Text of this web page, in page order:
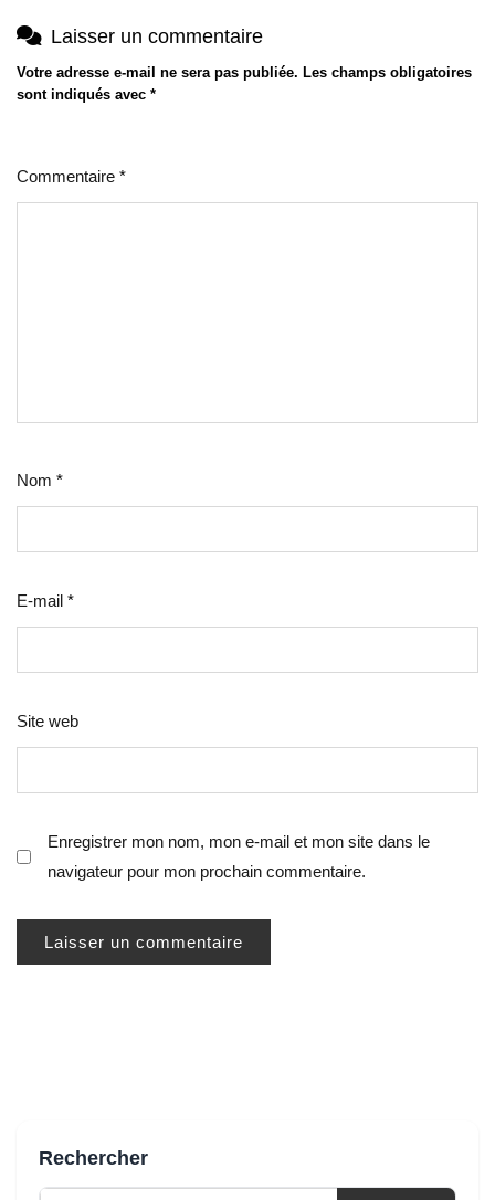
Laisser un commentaire
Votre adresse e-mail ne sera pas publiée. Les champs obligatoires
sont indiqués avec *
Commentaire *
Nom *
E-mail *
Site web
Enregistrer mon nom, mon e-mail et mon site dans le
navigateur pour mon prochain commentaire.
Rechercher